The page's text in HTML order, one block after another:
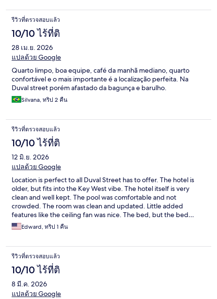
รีวิวที่ตรวจสอบแล้ว
10/10 ไร้ที่ติ
28 เม.ย. 2026
แปลด้วย Google
Quarto limpo, boa equipe, café da manhã mediano, quarto
confortável e o mais importante é a localização perfeita. Na
Duval street porém afastado da bagunça e barulho.
Silvana, ทริป 2 คืน
รีวิวที่ตรวจสอบแล้ว
10/10 ไร้ที่ติ
12 มิ.ย. 2026
แปลด้วย Google
Location is perfect to all Duval Street has to offer. The hotel is
older, but fits into the Key West vibe. The hotel itself is very
clean and well kept. The pool was comfortable and not
crowded. The room was clean and updated. Little added
features like the ceiling fan was nice. The bed, but the bed…
the bed was so comfortable that even if everything else was
awful I would stay here again just for the comfortable bed.
Edward, ทริป 1 คืน
รีวิวที่ตรวจสอบแล้ว
10/10 ไร้ที่ติ
8 มี.ค. 2026
แปลด้วย Google